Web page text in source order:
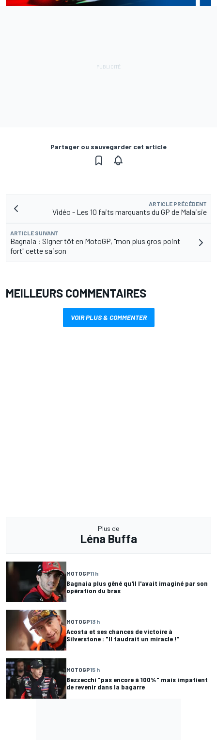
Partager ou sauvegarder cet article
ARTICLE PRÉCÉDENT
Vidéo - Les 10 faits marquants du GP de Malaisie
ARTICLE SUIVANT
Bagnaia : Signer tôt en MotoGP, "mon plus gros point
fort" cette saison
MEILLEURS COMMENTAIRES
VOIR PLUS & COMMENTER
Plus de
Léna Buffa
MOTOGP11 h
Bagnaia plus gêné qu'il l'avait imaginé par son
opération du bras
MOTOGP13 h
Acosta et ses chances de victoire à
Silverstone : "Il faudrait un miracle !"
MOTOGP15 h
Bezzecchi "pas encore à 100%" mais impatient
de revenir dans la bagarre